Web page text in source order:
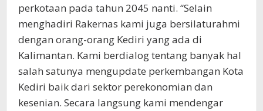
perkotaan pada tahun 2045 nanti. “Selain
menghadiri Rakernas kami juga bersilaturahmi
dengan orang-orang Kediri yang ada di
Kalimantan. Kami berdialog tentang banyak hal
salah satunya mengupdate perkembangan Kota
Kediri baik dari sektor perekonomian dan
kesenian. Secara langsung kami mendengar